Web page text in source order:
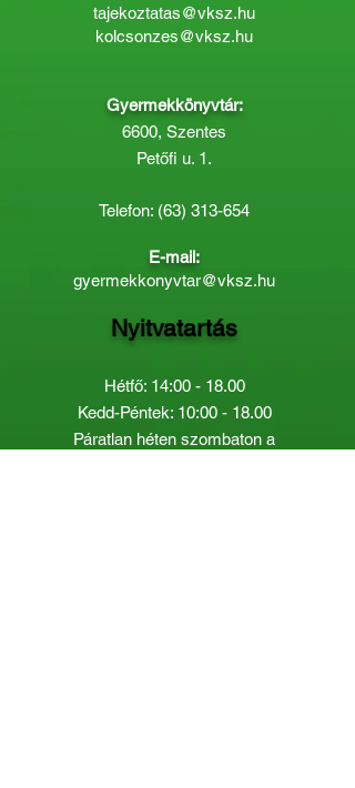
tajekoztatas@vksz.hu
kolcsonzes@vksz.hu
Gyermekkönyvtár:
6600, Szentes
Petőfi u. 1.
Telefon: (63) 313-654
E-mail:
gyermekkonyvtar@vksz.hu
Nyitvatartás
Hétfő: 14:00 - 18.00
Kedd-Péntek: 10:00 - 18.00
Páratlan héten szombaton a